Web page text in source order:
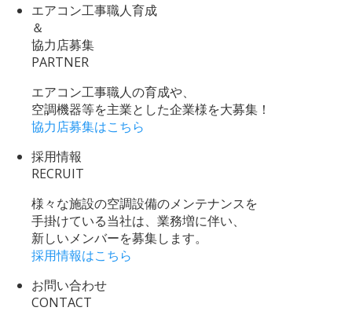
エアコン工事職人育成
＆
協力店募集
PARTNER
エアコン工事職人の育成や、
空調機器等を主業とした企業様を大募集！
協力店募集はこちら
採用情報
RECRUIT
様々な施設の空調設備のメンテナンスを
手掛けている当社は、業務増に伴い、
新しいメンバーを募集します。
採用情報はこちら
お問い合わせ
CONTACT